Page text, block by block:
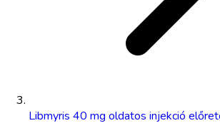
Libmyris 40 mg oldatos injekció